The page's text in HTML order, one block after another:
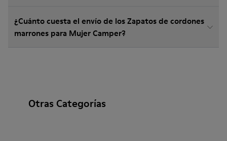
¿Cuánto cuesta el envío de los Zapatos de cordones
marrones para Mujer Camper?
Otras Categorías